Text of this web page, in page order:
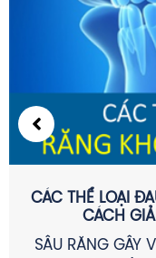
CÁC THỂ LOẠI
CÁCH
SÂU RĂNG GÂY